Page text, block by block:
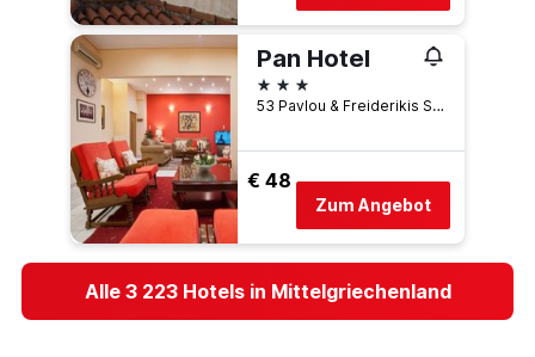
Pan Hotel
3 Sterne
53 Pavlou & Freiderikis Street, Delphi, Griechenland
€ 48
Zum Angebot
Alle 3 223 Hotels in Mittelgriechenland